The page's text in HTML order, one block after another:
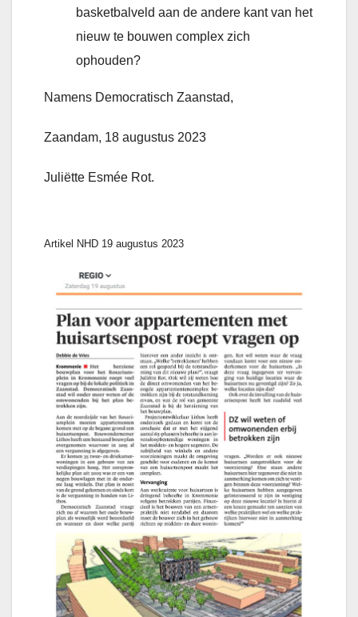
basketbalveld aan de andere kant van het
nieuw te bouwen complex zich
ophouden?
Namens Democratisch Zaanstad,
Zaandam, 18 augustus 2023
Juliëtte Esmée Rot.
Artikel NHD 19 augustus 2023